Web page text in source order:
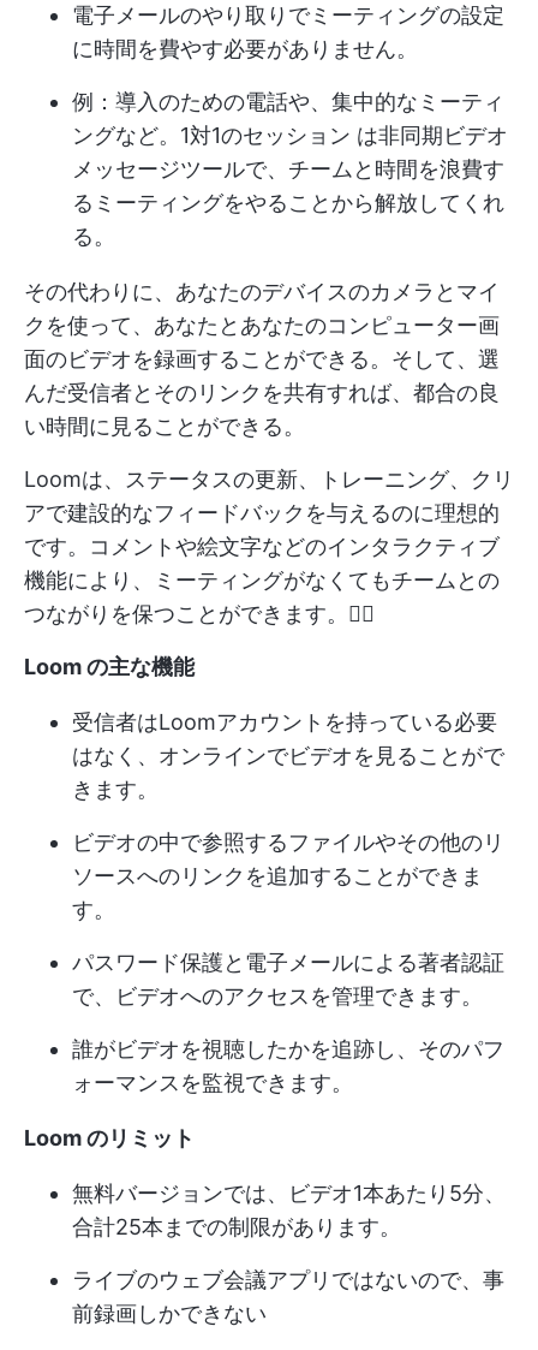
電子メールのやり取りでミーティングの設定
に時間を費やす必要がありません。
例：導入のための電話や、集中的なミーティ
ングなど。 1対1のセッション は非同期ビデオ
メッセージツールで、チームと時間を浪費す
るミーティングをやることから解放してくれ
る。
その代わりに、あなたのデバイスのカメラとマイ
クを使って、あなたとあなたのコンピューター画
面のビデオを録画することができる。そして、選
んだ受信者とそのリンクを共有すれば、都合の良
い時間に見ることができる。
Loomは、ステータスの更新、トレーニング、クリ
アで建設的なフィードバックを与えるのに理想的
です。コメントや絵文字などのインタラクティブ
機能により、ミーティングがなくてもチームとの
つながりを保つことができます。🙋‍♀️
Loom の主な機能
受信者はLoomアカウントを持っている必要
はなく、オンラインでビデオを見ることがで
きます。
ビデオの中で参照するファイルやその他のリ
ソースへのリンクを追加することができま
す。
パスワード保護と電子メールによる著者認証
で、ビデオへのアクセスを管理できます。
誰がビデオを視聴したかを追跡し、そのパフ
ォーマンスを監視できます。
Loom のリミット
無料バージョンでは、ビデオ1本あたり5分、
合計25本までの制限があります。
ライブのウェブ会議アプリではないので、事
前録画しかできない